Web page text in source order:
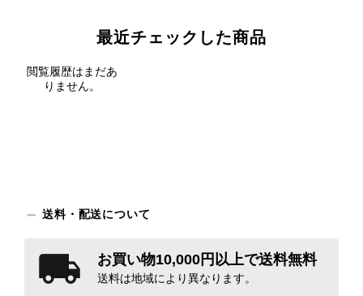
最近チェックした商品
閲覧履歴はまだあ
りません。
送料・配送について
お買い物10,000円以上で送料無料
送料は地域により異なります。